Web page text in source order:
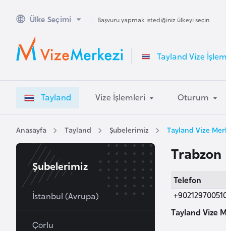
Ülke Seçimi Başvuru yapmak istediğiniz ülkeyi seçin
Tayland Vize
Tayland Vize İşlemleri Oturum
Anasayfa Tayland Şubelerimiz Tayland Vize
Trabzon
Telefon
Tayland Vize
Şubelerimiz
İstanbul (Avrupa)
Çorlu
A
u
s
a
l
A
u
s
t